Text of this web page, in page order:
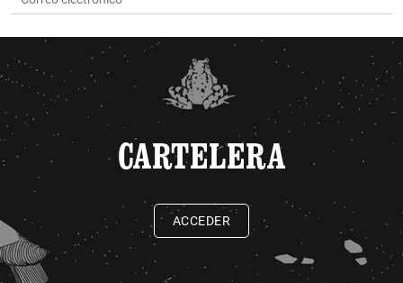
CARTELERA
ACCEDER